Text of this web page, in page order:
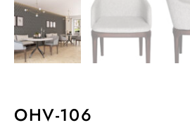
OHV-106